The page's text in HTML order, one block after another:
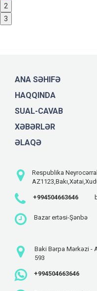
2
3
ANA SƏHIFƏ
HAQQINDA
SUAL-CAVAB
XƏBƏRLƏR
ƏLAQƏ
Respublika
+994504663646
Bazar ertəsi-Şənbə
Baki Bərpa Mərkəzi -
593
+994504663646